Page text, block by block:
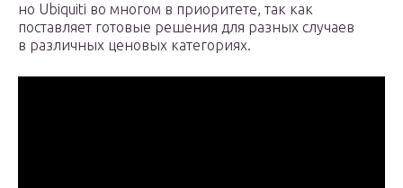
но Ubiquiti во многом в приоритете, так как
поставляет готовые решения для разных случаев
в различных ценовых категориях.